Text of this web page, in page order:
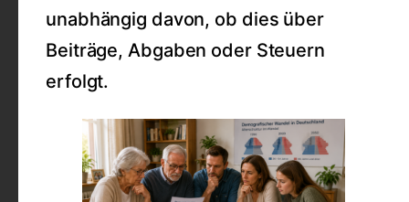
unabhängig davon, ob dies über
Beiträge, Abgaben oder Steuern
erfolgt.